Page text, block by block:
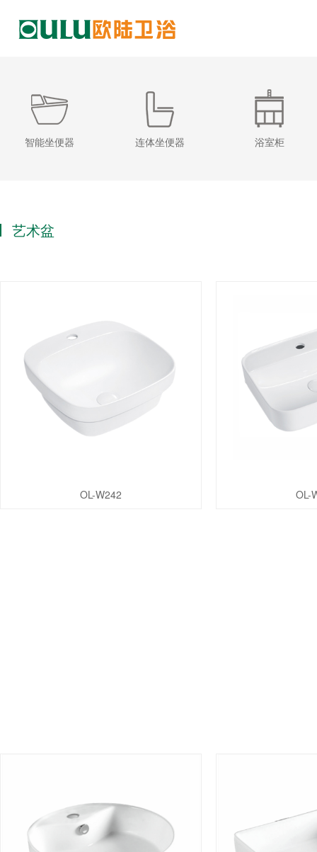
智能坐便器 连体坐便器 浴室柜
艺术盆
OL-W242 OL-